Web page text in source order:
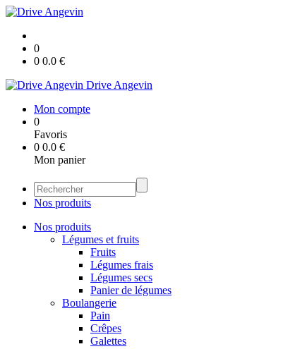
0
0 0.0 €
Drive Angevin
Mon compte
0
Favoris
0 0.0 €
Mon panier
Nos produits
Nos produits
Légumes et fruits
Fruits
Légumes frais
Légumes secs
Panier de légumes
Boulangerie
Pain
Crêpes
Galettes